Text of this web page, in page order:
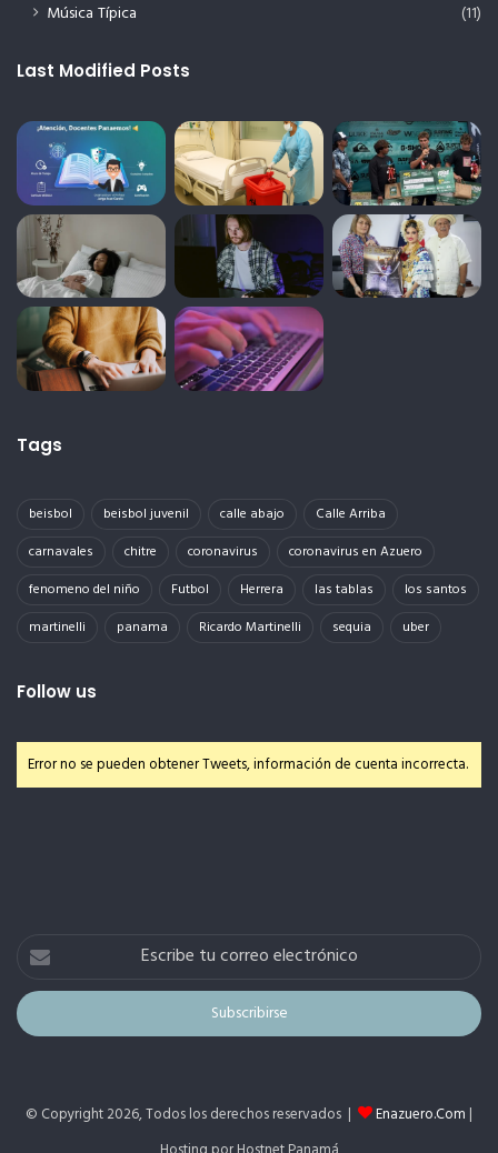
Música Típica
(11)
Last Modified Posts
Tags
beisbol beisbol juvenil calle abajo
Calle Arriba
carnavales
chitre coronavirus
coronavirus en Azuero
fenomeno del niño
Futbol Herrera las tablas
los santos
martinelli
panama Ricardo Martinelli sequia uber
Follow us
Error no se pueden obtener Tweets, información de cuenta incorrecta.
Escribe
correo
electrónico
© Copyright 2026, Todos los derechos reservados | Enazuero.Com |